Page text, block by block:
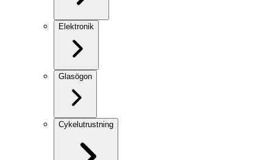
Elektronik
Glasögon
Cykelutrustning